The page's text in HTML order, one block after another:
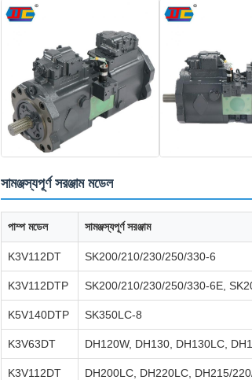
সামঞ্জস্যপূর্ণ সরঞ্জাম মডেল
পাম্প মডেল সামঞ্জস্যপূর্ণ সরঞ্জাম
K3V112DT SK200/210/230/250/330-6
K3V112DTP SK200/210/230/250/330-6E,
K5V140DTP SK350LC-8
K3V63DT DH120W, DH130, DH130LC,
K3V112DT DH200LC, DH220LC, DH215/